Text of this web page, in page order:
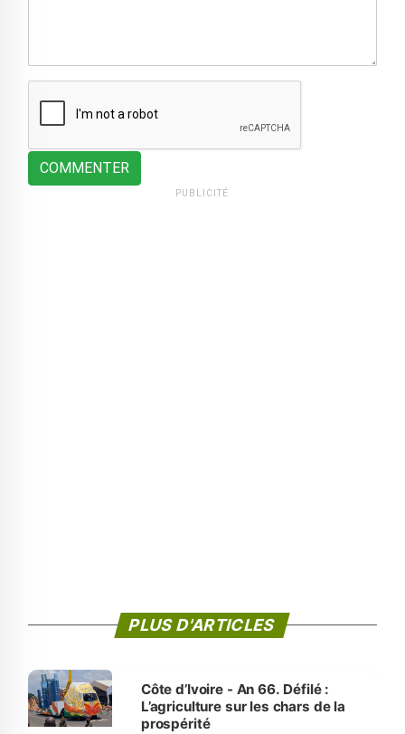
COMMENTER
PUBLICITÉ
PLUS D'ARTICLES
Côte d’Ivoire - An 66. Défilé :
L’agriculture sur les chars de la
prospérité